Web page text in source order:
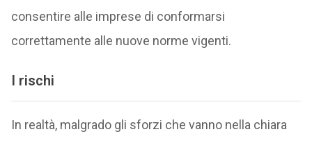
consentire alle imprese di conformarsi
correttamente alle nuove norme vigenti.
I rischi
In realtà, malgrado gli sforzi che vanno nella chiara